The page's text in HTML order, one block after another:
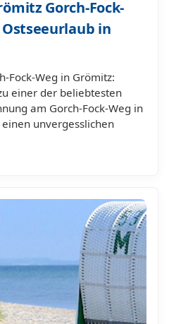
Gorch-Fock-
in
Fock-Weg in Grömitz:
einer der beliebtesten
am Gorch-Fock-Weg in
unvergesslichen